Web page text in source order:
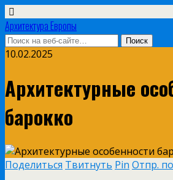
Архитектура Европы
10.02.2025
Архитектурные
барокко
Поделиться Твитнуть Pin Отпр.